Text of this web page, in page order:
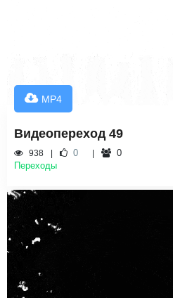
MP4
Видеопереход 49
938 0
0
Переходы